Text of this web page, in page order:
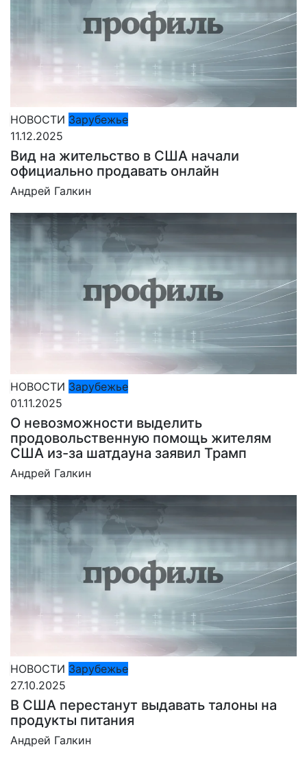
НОВОСТИ Зарубежье
11.12.2025
Вид на жительство в США начали
официально продавать онлайн
Андрей Галкин
НОВОСТИ Зарубежье
01.11.2025
О невозможности выделить
продовольственную помощь жителям
США из-за шатдауна заявил Трамп
Андрей Галкин
НОВОСТИ Зарубежье
27.10.2025
В США перестанут выдавать талоны на
продукты питания
Андрей Галкин